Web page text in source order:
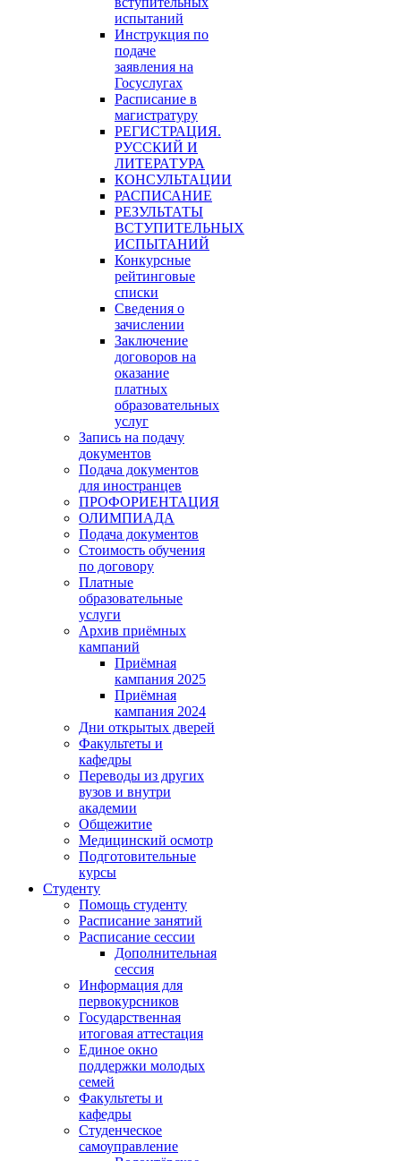
испытаний
Инструкция по
подаче
заявления на
Госуслугах
Расписание в
магистратуру
РЕГИСТРАЦИЯ.
РУССКИЙ И
ЛИТЕРАТУРА
КОНСУЛЬТАЦИИ
РАСПИСАНИЕ
РЕЗУЛЬТАТЫ
ВСТУПИТЕЛЬНЫХ
ИСПЫТАНИЙ
Конкурсные
рейтинговые
списки
Сведения о
зачислении
Заключение
договоров на
оказание
платных
образовательных
услуг
Запись на подачу
документов
Подача документов
для иностранцев
ПРОФОРИЕНТАЦИЯ
ОЛИМПИАДА
Подача документов
Стоимость обучения
по договору
Платные
образовательные
услуги
Архив приёмных
кампаний
Приёмная
кампания 2025
Приёмная
кампания 2024
Дни открытых дверей
Факультеты и
кафедры
Переводы из других
вузов и внутри
академии
Общежитие
Медицинский осмотр
Подготовительные
курсы
Студенту
Помощь студенту
Расписание занятий
Расписание сессии
Дополнительная
сессия
Информация для
первокурсников
Государственная
итоговая аттестация
Единое окно
поддержки молодых
семей
Факультеты и
кафедры
Студенческое
самоуправление